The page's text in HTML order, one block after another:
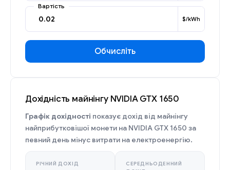
Вартість
$/kWh
Обчисліть
Дохідність майнінгу NVIDIA GTX 1650
Графік дохідності показує дохід від майнінгу
найприбутковішої монети на NVIDIA GTX 1650 за
певний день мінус витрати на електроенергію.
РІЧНИЙ ДОХІД
СЕРЕДНЬОДЕННИЙ